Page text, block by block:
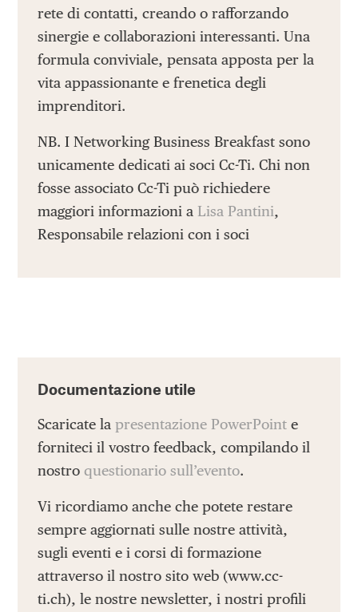
rete di contatti, creando o rafforzando
sinergie e collaborazioni interessanti. Una
formula conviviale, pensata apposta per la
vita appassionante e frenetica degli
imprenditori.
NB. I Networking Business Breakfast sono
unicamente dedicati ai soci Cc-Ti. Chi non
fosse associato Cc-Ti può richiedere
maggiori informazioni a Lisa Pantini,
Responsabile relazioni con i soci
Documentazione utile
Scaricate lapresentazione PowerPoint e
forniteci il vostro feedback, compilando il
nostroquestionario sull’evento.
Vi ricordiamo anche che potete restare
sempre aggiornati sulle nostre attività,
sugli eventi e i corsi di formazione
attraverso il nostro sito web (www.cc-
ti.ch), le nostre newsletter, i nostri profili